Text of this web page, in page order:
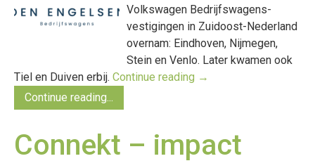
Volkswagen Bedrijfswagens-
vestigingen in Zuidoost-Nederland
overnam: Eindhoven, Nijmegen,
Stein en Venlo. Later kwamen ook
Tiel en Duiven erbij. Continue reading →
Continue reading...
Connekt – impact